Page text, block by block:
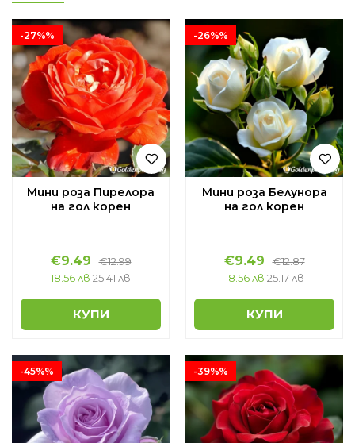
-27%%
Мини роза Пирелора
на гол корен
€9.49
€12.99
18.56 лв 25.41 лв
КУПИ
-45%%
-26%%
Мини роза Белунора
на гол корен
€9.49
€12.87
18.56 лв 25.17 лв
КУПИ
-39%%